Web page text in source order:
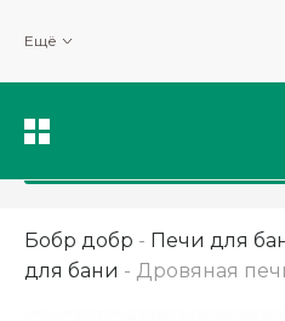
Ещё
Бобр добр - Печи для
для бани - Дровяная
Мы используем файлы cookie и
для получения данных с целью
качества рекомендаций и
персонализированного